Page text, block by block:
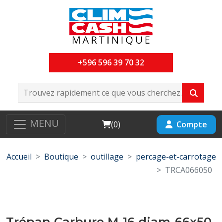
+596 596 39 70 32
MENU Cart
(0) Compte
Accueil Boutique outillage
percage-et-carrotage
TRCA066050